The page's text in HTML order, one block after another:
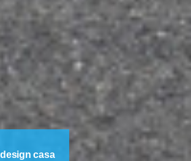
design casa